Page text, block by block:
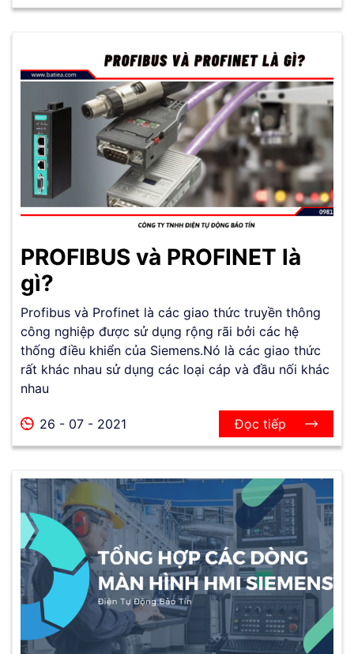
PROFIBUS và PROFINET là
gì?
Profibus và Profinet là các giao thức truyền thông
công nghiệp được sử dụng rộng rãi bởi các hệ
thống điều khiển của Siemens.Nó là các giao thức
rất khác nhau sử dụng các loại cáp và đầu nối khác
nhau
26 - 07 - 2021 Đọc tiếp